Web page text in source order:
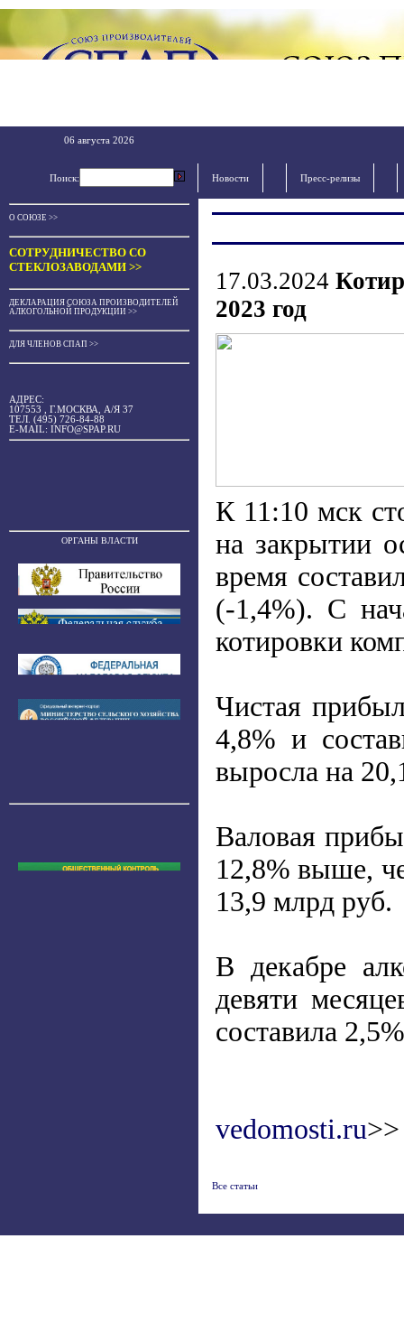
06 августа 2026
Поиск: Новости Пресс-релизы
О СОЮЗЕ >>
СОТРУДНИЧЕСТВО СО
СТЕКЛОЗАВОДАМИ >>
ДЕКЛАРАЦИЯ СОЮЗА ПРОИЗВОДИТЕЛЕЙ
АЛКОГОЛЬНОЙ ПРОДУКЦИИ >>
ДЛЯ ЧЛЕНОВ СПАП >>
АДРЕС:
107553 , Г.МОСКВА, А/Я 37
ТЕЛ. (495) 726-84-88
E-MAIL: INFO@SPAP.RU
ОРГАНЫ ВЛАСТИ
17.03.2024
2023 год
К 11:10 мск
на закрытии
время
(-1,4%). С
котировки
Чистая
4,8% и
выросла на
Валовая
12,8% выше,
13,9 млрд руб.
В декабре
девяти
составила
vedomosti.ru>>
Все статьи